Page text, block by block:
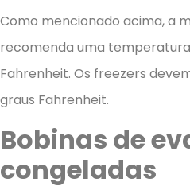
Como mencionado acima, a
recomenda uma
Fahrenheit. Os freezers
graus Fahrenheit.
Bobinas de
congeladas